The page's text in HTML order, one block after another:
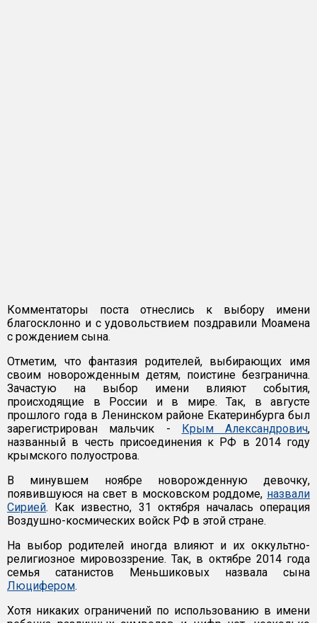
Комментаторы поста отнеслись к выбору имени
благосклонно и с удовольствием поздравили Моамена
с рождением сына.
Отметим, что фантазия родителей, выбирающих имя
своим новорожденным детям, поистине безгранична.
Зачастую на выбор имени влияют события,
происходящие в России и в мире. Так, в августе
прошлого года в Ленинском районе Екатеринбурга был
зарегистрирован мальчик - Крым Александрович,
названный в честь присоединения к РФ в 2014 году
крымского полуострова.
В минувшем ноябре новорожденную девочку,
появившуюся на свет в московском роддоме, назвали
Сирией. Как известно, 31 октября началась операция
Воздушно-космических войск РФ в этой стране.
На выбор родителей иногда влияют и их оккультно-
религиозное мировоззрение. Так, в октябре 2014 года
семья сатанистов Меньшиковых назвала сына
Люцифером.
Хотя никаких ограничений по использованию в имени